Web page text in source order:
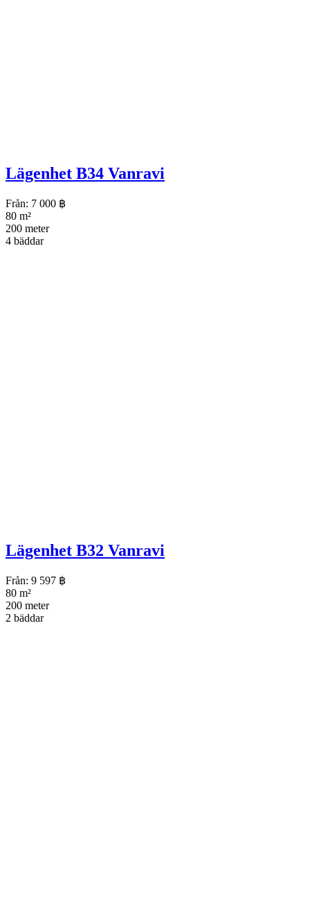
Lägenhet B34 Vanravi
Från: 7 000 ฿
80 m²
200 meter
4 bäddar
Lägenhet B32 Vanravi
Från: 9 597 ฿
80 m²
200 meter
2 bäddar